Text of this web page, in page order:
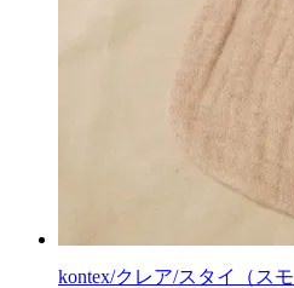
kontex/クレア/スタイ（ス